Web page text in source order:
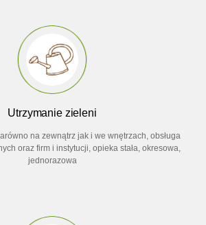
Utrzymanie zieleni
na zewnątrz jak i we wnętrzach, obsługa
oraz firm i instytucji, opieka stała, okresowa,
jednorazowa